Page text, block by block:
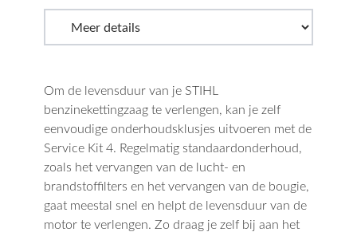
Om de levensduur van je STIHL
benzinekettingzaag te verlengen, kan je zelf
eenvoudige onderhoudsklusjes uitvoeren met de
Service Kit 4. Regelmatig standaardonderhoud,
zoals het vervangen van de lucht- en
brandstoffilters en het vervangen van de bougie,
gaat meestal snel en helpt de levensduur van de
motor te verlengen. Zo draag je zelf bij aan het